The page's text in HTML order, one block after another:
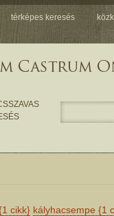
térképes keresés
cikk} kályhacsempe {1